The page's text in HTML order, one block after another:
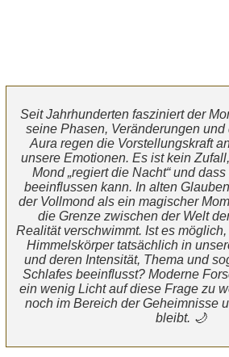
Seit Jahrhunderten fasziniert der
seine Phasen, Veränderungen
Aura regen die Vorstellungskraft
unsere Emotionen. Es ist kein
Mond „regiert die Nacht“ und
beeinflussen kann. In alten
der Vollmond als ein magischer
die Grenze zwischen der Welt
Realität verschwimmt. Ist es
Himmelskörper tatsächlich in
und deren Intensität, Thema und
Schlafes beeinflusst? Moderne
ein wenig Licht auf diese Frage zu
noch im Bereich der Geheimnisse
bleibt. 🌙